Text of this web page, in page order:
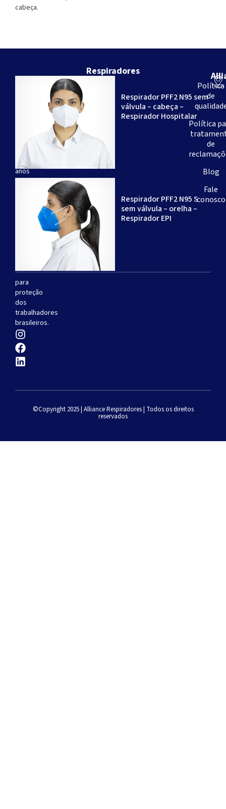
cabeça.
mais
20
anos
de
experiência
especializada
produção
respiradores
descartáveis
para
proteção
dos
trabalhadores
brasileiros.
Respiradores
Respirador PFF2 N95 sem
válvula – cabeça –
Respirador Hospitalar
Respirador PFF2 N95 S
sem válvula – orelha –
Respirador EPI
Política
de
Política
de
Blog
Fale
conosco
©Copyright 2025 | Alliance Respiradores | Todos os direitos
reservados